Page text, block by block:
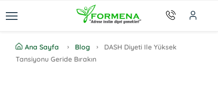
Ana Sayfa Blog
DASH Diyeti Ile Yüksek
Tansiyonu Geride Bırakın